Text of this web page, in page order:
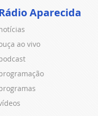
Aparecida
ao vivo